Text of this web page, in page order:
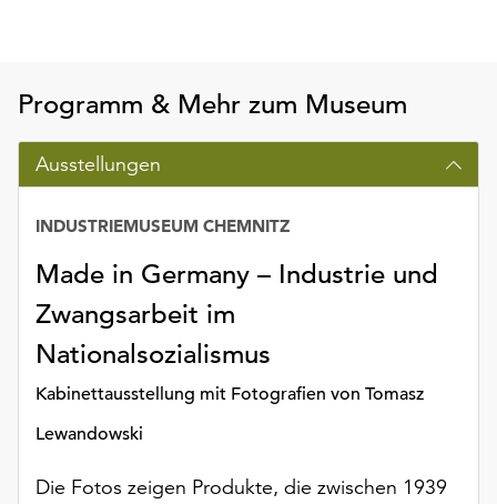
erreichen
Sie
die
Einstellungen
über
die
„Auswählen“.
Weitere
Informationen
finden
Sie
unserer
oder
Programm & Mehr zum Museum
Ausstellungen
Made in Germany – Industrie und
Zwangsarbeit im
Nationalsozialismus
Kabinettausstellung mit Fotografien von Tomasz
Lewandowski
INDUSTRIEMUSEUM CHEMNITZ
Die Fotos zeigen Produkte, die zwischen 1939